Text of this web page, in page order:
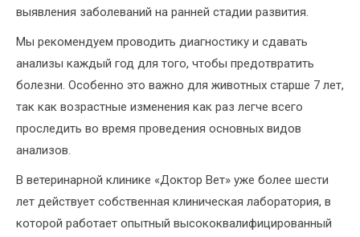
выявления заболеваний на ранней стадии развития.
Мы рекомендуем проводить диагностику и сдавать
анализы каждый год для того, чтобы предотвратить
болезни. Особенно это важно для животных старше 7 лет,
так как возрастные изменения как раз легче всего
проследить во время проведения основных видов
анализов.
В ветеринарной клинике «Доктор Вет» уже более шести
лет действует собственная клиническая лаборатория, в
которой работает опытный высококвалифицированный